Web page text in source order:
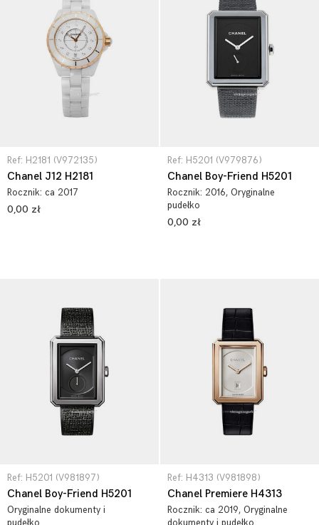
Ref: H2181 (V972135)
Chanel J12 H2181
Rocznik: ca 2017
0,00 zł
Ref: H5201 (V979876)
Chanel Boy-Friend H5201
Rocznik: 2016, Oryginalne
pudełko
0,00 zł
Ref: H5201 (V981897)
Chanel Boy-Friend H5201
Oryginalne dokumenty i
Ref: H4313 (V981898)
Chanel Premiere H4313
Rocznik: ca 2019, Oryginalne